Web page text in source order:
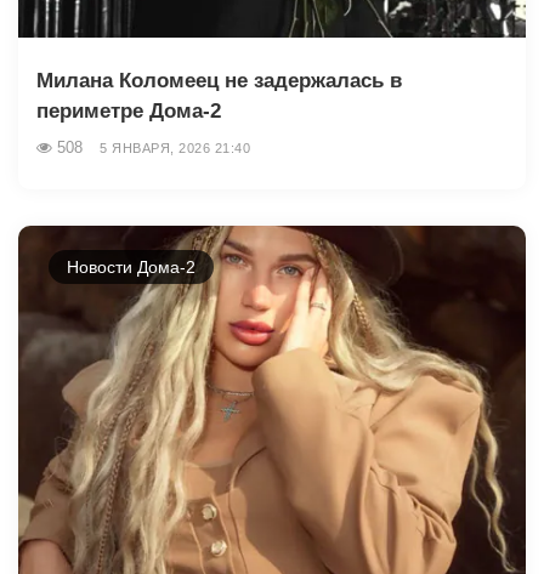
Милана Коломеец не задержалась в
периметре Дома-2
508 5 ЯНВАРЯ, 2026 21:40
Новости Дома-2